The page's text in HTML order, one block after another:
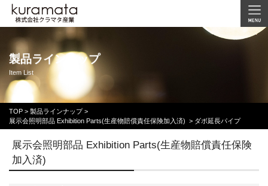
製品ラインナップ
Item List
TOP > 製品ラインナップ >
展示会照明部品 Exhibition Parts(生産物賠償責任保険加入済) > ダボ延長パイプ
展示会照明部品 Exhibition Parts(生産物賠償責任保険
加入済)